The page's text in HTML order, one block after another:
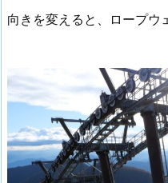
向きを変えると、ロープウ